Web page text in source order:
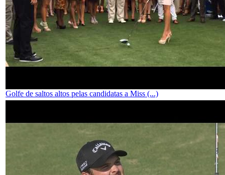
Golfe de saltos altos pelas candidatas a Miss (...)